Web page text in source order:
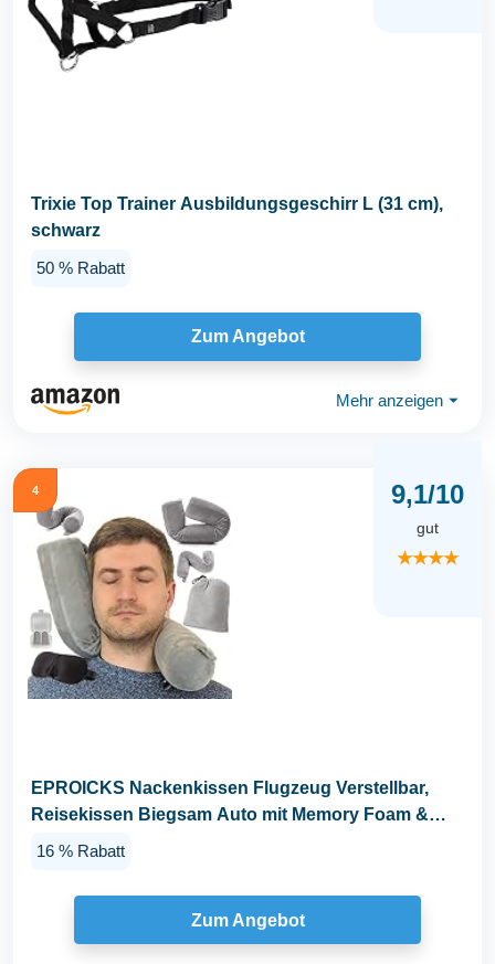
Trixie Top Trainer Ausbildungsgeschirr L (31 cm),
schwarz
50 % Rabatt
Zum Angebot
Mehr anzeigen ⏷
4 9,1/10
gut
★★★★
EPROICKS Nackenkissen Flugzeug Verstellbar,
Reisekissen Biegsam Auto mit Memory Foam &
Flexiblen...
16 % Rabatt
Zum Angebot